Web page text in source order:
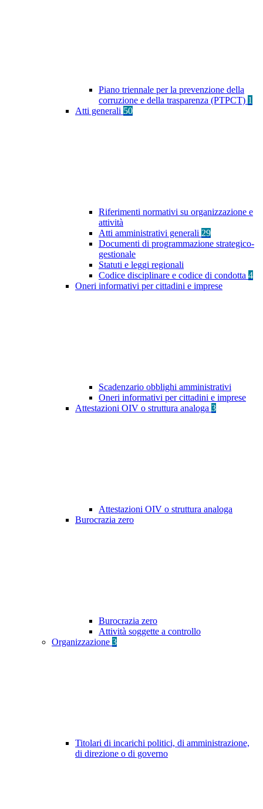
Piano triennale per la prevenzione della
corruzione e della trasparenza (PTPCT) 1
Atti generali 50
Riferimenti normativi su organizzazione e
attività
Atti amministrativi generali 29
Documenti di programmazione strategico-
gestionale
Statuti e leggi regionali
Codice disciplinare e codice di condotta 4
Oneri informativi per cittadini e imprese
Scadenzario obblighi amministrativi
Oneri informativi per cittadini e imprese
Attestazioni OIV o struttura analoga 3
Attestazioni OIV o struttura analoga
Burocrazia zero
Burocrazia zero
Attività soggette a controllo
Organizzazione 3
Titolari di incarichi politici, di amministrazione,
di direzione o di governo